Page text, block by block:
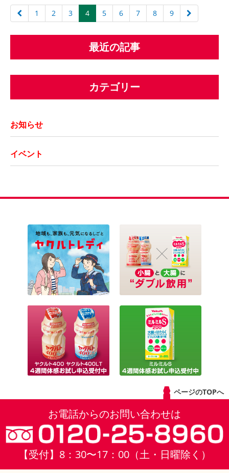
1 2 3 4 5 6 7 8 9
最近の記事
カテゴリー
お知らせ
イベント
ページのTOPへ
お電話からのお問い合わせは
【受付】8：30〜17：00（土・日曜除く）